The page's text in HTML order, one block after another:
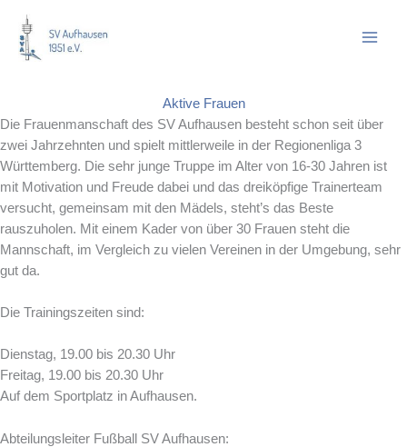
Inhalt
springen
Aktive Frauen
Die Frauenmanschaft des SV Aufhausen besteht schon seit über
zwei Jahrzehnten und spielt mittlerweile in der Regionenliga 3
Württemberg. Die sehr junge Truppe im Alter von 16-30 Jahren ist
mit Motivation und Freude dabei und das dreiköpfige Trainerteam
versucht, gemeinsam mit den Mädels, steht’s das Beste
rauszuholen. Mit einem Kader von über 30 Frauen steht die
Mannschaft, im Vergleich zu vielen Vereinen in der Umgebung, sehr
gut da.
Die Trainingszeiten sind:
Dienstag, 19.00 bis 20.30 Uhr
Freitag, 19.00 bis 20.30 Uhr
Auf dem Sportplatz in Aufhausen.
Abteilungsleiter Fußball SV Aufhausen: